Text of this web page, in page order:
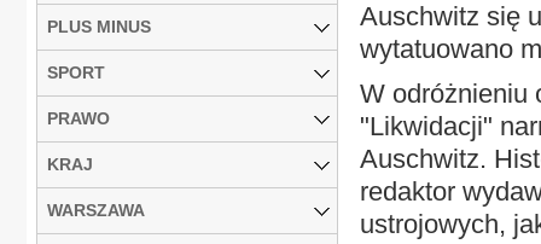
Auschwitz się
wytatuowano
W odróżnieniu
"Likwidacji"
Auschwitz.
redaktor
ustrojowych,
PLUS MINUS
SPORT
PRAWO
KRAJ
WARSZAWA